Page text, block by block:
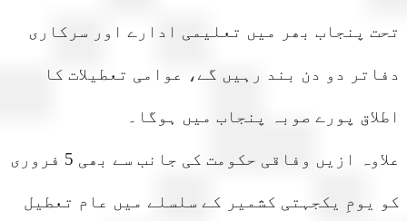
پنجاب بھر میں تعلیمی ادارے اور سرکاری
دو دن بند رہیں گے، عوامی تعطیلات کا
پورے صوبہ پنجاب میں ہوگا۔
علاوہ ازیں وفاقی حکومت کی جانب سے بھی 5 فروری
یومِ یکجہتی کشمیر کے سلسلے میں عام تعطیل